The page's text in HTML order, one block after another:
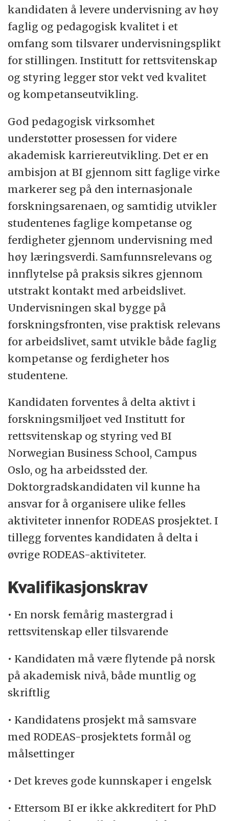
kandidaten å levere undervisning av høy
faglig og pedagogisk kvalitet i et
omfang som tilsvarer undervisningsplikt
for stillingen. Institutt for rettsvitenskap
og styring legger stor vekt ved kvalitet
og kompetanseutvikling.
God pedagogisk virksomhet
understøtter prosessen for videre
akademisk karriereutvikling. Det er en
ambisjon at BI gjennom sitt faglige virke
markerer seg på den internasjonale
forskningsarenaen, og samtidig utvikler
studentenes faglige kompetanse og
ferdigheter gjennom undervisning med
høy læringsverdi. Samfunnsrelevans og
innflytelse på praksis sikres gjennom
utstrakt kontakt med arbeidslivet.
Undervisningen skal bygge på
forskningsfronten, vise praktisk relevans
for arbeidslivet, samt utvikle både faglig
kompetanse og ferdigheter hos
studentene.
Kandidaten forventes å delta aktivt i
forskningsmiljøet ved Institutt for
rettsvitenskap og styring ved BI
Norwegian Business School, Campus
Oslo, og ha arbeidssted der.
Doktorgradskandidaten vil kunne ha
ansvar for å organisere ulike felles
aktiviteter innenfor RODEAS prosjektet. I
tillegg forventes kandidaten å delta i
øvrige RODEAS-aktiviteter.
Kvalifikasjonskrav
• En norsk femårig mastergrad i
rettsvitenskap eller tilsvarende
• Kandidaten må være flytende på norsk
på akademisk nivå, både muntlig og
skriftlig
• Kandidatens prosjekt må samsvare
med RODEAS-prosjektets formål og
målsettinger
• Det kreves gode kunnskaper i engelsk
• Ettersom BI er ikke akkreditert for PhD